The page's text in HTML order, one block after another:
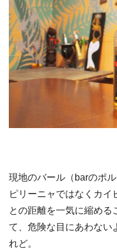
現地のバール（barのポ
ピリーニャではなくカイ
との距離を一気に縮める
て、危険な目にあわない
れど。